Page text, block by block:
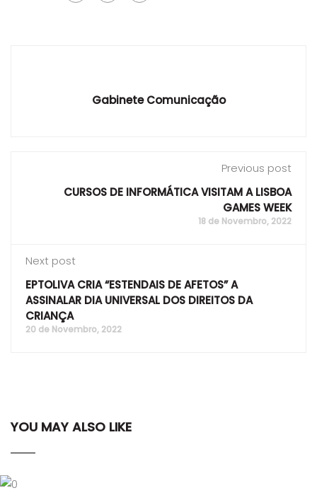
Gabinete Comunicação
Previous post
CURSOS DE INFORMÁTICA VISITAM A LISBOA
GAMES WEEK
18 de Novembro, 2022
Next post
EPTOLIVA CRIA “ESTENDAIS DE AFETOS” A
ASSINALAR DIA UNIVERSAL DOS DIREITOS DA
CRIANÇA
20 de Novembro, 2022
YOU MAY ALSO LIKE